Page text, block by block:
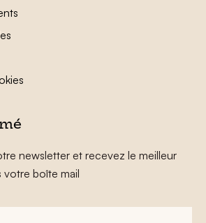
newsletter et recevez le meilleur
votre boîte mail